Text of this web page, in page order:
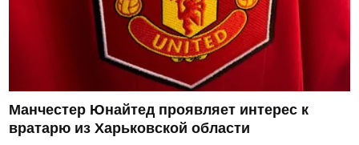
Манчестер Юнайтед проявляет интерес к
вратарю из Харьковской области